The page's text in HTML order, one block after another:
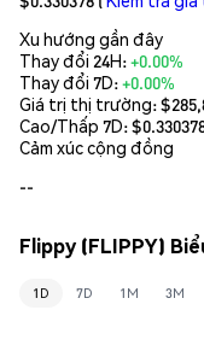
Xu hướng gần đây
Thay đổi 24H:+0.00%
Thay đổi 7D:+0.00%
Giá trị thị trường:
Cao/Thấp 7D: $
Cảm xúc cộng đồng
--
Flippy (FLIPPY)
1D 7D 1M 3M